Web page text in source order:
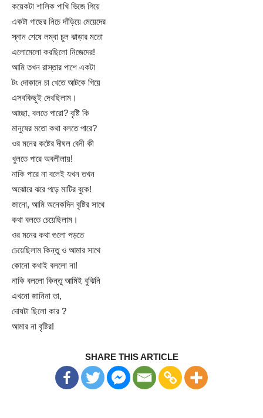
কয়েকটা শালিক পাখি ভিজে গিয়ে
একটা গাছের নিচে দাঁড়িয়ে মেয়েদের
স্নান শেষে লম্বা চুল ঝাড়ার মতো
এলোমেলো করছিলো নিজেদের!
আমি তখন রাস্তার পাশে একটা
টং দোকানে চা খেতে আটকে গিয়ে
এসবকিছুই দেখছিলাম।
আচ্ছা, বলতে পারো? বৃষ্টি কি
মানুষের মতো কথা বলতে পারে?
ওর মনের কষ্টের দীঘল বেনী কী
খুলতে পারে অবলীলায়!
নাকি পারে না বলেই যখন তখন
অঝোরে ঝরে পড়ে মাটির বুকে!
জানো, আমি অনেকদিন বৃষ্টির সাথে
কথা বলতে চেয়েছিলাম।
ওর মনের কথা গুলো পড়তে
চেয়েছিলাম কিন্তু ও আমার সাথে
কোনো কথাই বললো না!
নাকি বললো কিন্তু আমিই বুঝিনি
এখনো জানিনা তা,
দোষটা ছিলো কার ?
আমার না বৃষ্টির!
SHARE THIS ARTICLE